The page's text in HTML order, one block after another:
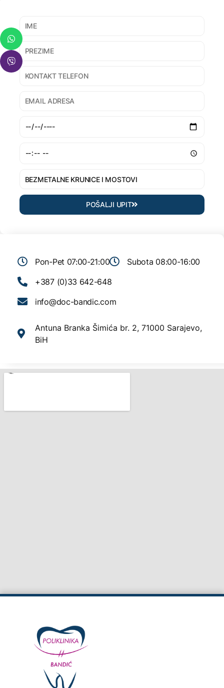
POŠALJI UPIT
Pon-Pet 07:00-21:00
Subota 08:00-16:00
+387 (0)33 642-648
info@doc-bandic.com
Antuna Branka Šimića br. 2, 71000 Sarajevo,
BiH